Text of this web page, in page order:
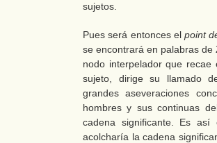
sujetos.
Pues será entonces elpoint
se encontrará en palabras de
nodo interpelador que
sujeto, dirige su llamado
grandes aseveraciones
hombres y sus continuas
cadena significante. Es así
acolcharía la cadena